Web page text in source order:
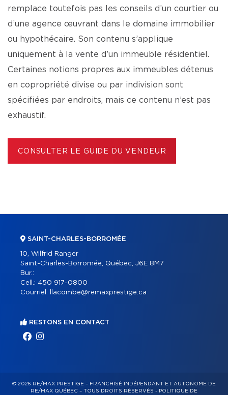
remplace toutefois pas les conseils d’un courtier ou
d’une agence œuvrant dans le domaine immobilier
ou hypothécaire. Son contenu s’applique
uniquement à la vente d’un immeuble résidentiel.
Certaines notions propres aux immeubles détenus
en copropriété divise ou par indivision sont
spécifiées par endroits, mais ce contenu n’est pas
exhaustif.
CONSULTER LE GUIDE DU VENDEUR
SAINT-CHARLES-BORROMÉE
10, Wilfrid Ranger
Saint-Charles-Borromée, Québec, J6E 8M7
Bur.:
Cell.: 450 917-0800
Courriel:
llacombe@remaxprestige.ca
RESTONS EN CONTACT
© 2026 RE/MAX PRESTIGE – FRANCHISÉ INDÉPENDANT ET AUTONOME DE
RE/MAX QUÉBEC – TOUS DROITS RÉSERVÉS - POLITIQUE DE